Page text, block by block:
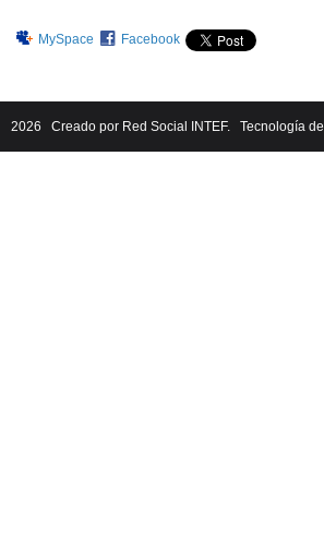
MySpace Facebook
2026 Creado por Red Social INTEF. Tecnología de